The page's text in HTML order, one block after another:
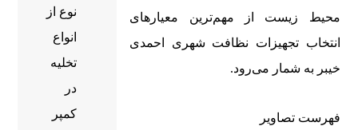
محیط زیست از مهم‌ترین معیارهای
انتخاب تجهیزات نظافت شهری احمدی
خیبر به شمار می‌رود.
فهرست تصاویر
نوع از
انواع
تخلیه
در
کمپر